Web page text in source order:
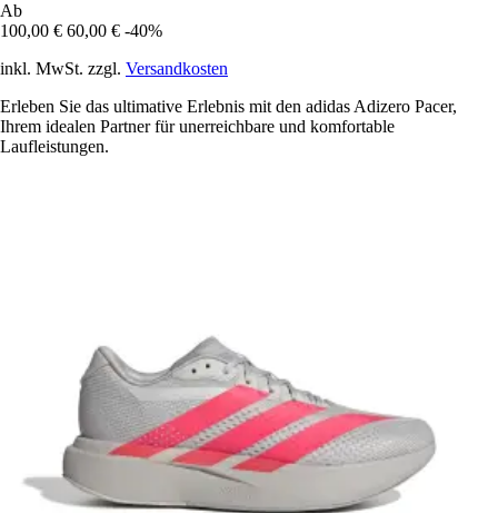
Ab
100,00 € 60,00 € -40%
inkl. MwSt. zzgl. Versandkosten
Erleben Sie das ultimative Erlebnis mit den adidas Adizero Pacer,
Ihrem idealen Partner für unerreichbare und komfortable
Laufleistungen.